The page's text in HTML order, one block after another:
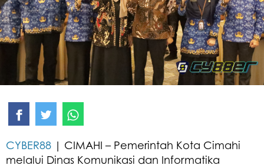
DAERAH
EKOBIS
PENDIDIKAN
KESEHATAN
OLAHRAGA
OTOMOTIF
AGAMA
CYBER88 | CIMAHI – Pemerintah Kota Cimahi
melalui Dinas Komunikasi dan Informatika